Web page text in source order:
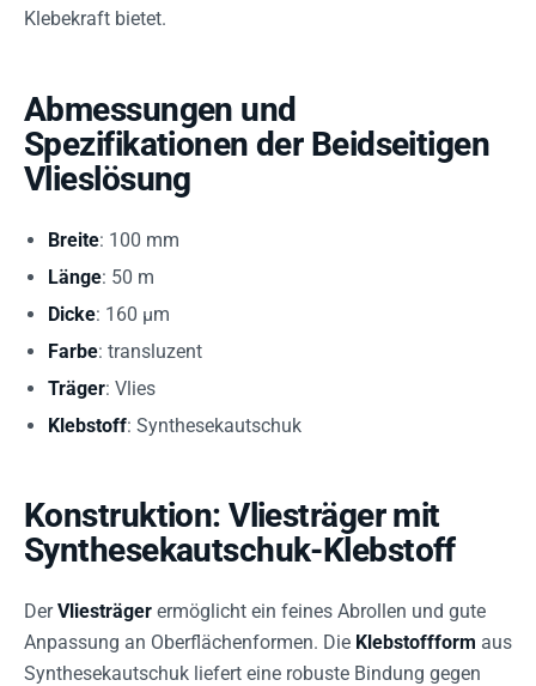
Klebekraft bietet.
Abmessungen und
Spezifikationen der Beidseitigen
Vlieslösung
Breite: 100 mm
Länge: 50 m
Dicke: 160 µm
Farbe: transluzent
Träger: Vlies
Klebstoff: Synthesekautschuk
Konstruktion: Vliesträger mit
Synthesekautschuk-Klebstoff
DerVliesträger ermöglicht ein feines Abrollen und gute
Anpassung an Oberflächenformen. Die Klebstoffform aus
Synthesekautschuk liefert eine robuste Bindung gegen